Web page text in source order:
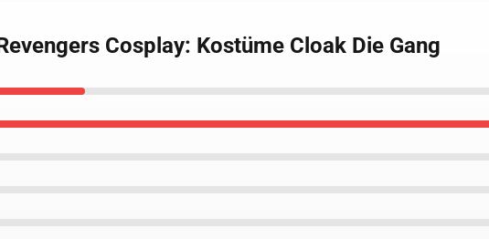
Cosplay: Kostüme Cloak Die Gang